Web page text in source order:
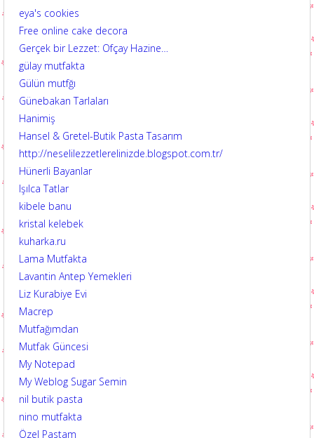
eya's cookies
Free online cake decora
Gerçek bir Lezzet: Ofçay Hazine…
gülay mutfakta
Gülün mutfğı
Günebakan Tarlaları
Hanimiş
Hansel & Gretel-Butik Pasta Tasarım
http://neselilezzetlerelinizde.blogspot.com.tr/
Hünerli Bayanlar
Işılca Tatlar
kibele banu
kristal kelebek
kuharka.ru
Lama Mutfakta
Lavantin Antep Yemekleri
Liz Kurabiye Evi
Macrep
Mutfağımdan
Mutfak Güncesi
My Notepad
My Weblog Sugar Semin
nil butik pasta
nino mutfakta
Özel Pastam